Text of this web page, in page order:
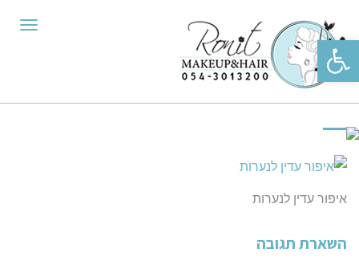
איפור עדין לנערות
השארת תגובה
פתח סרגל נגישות